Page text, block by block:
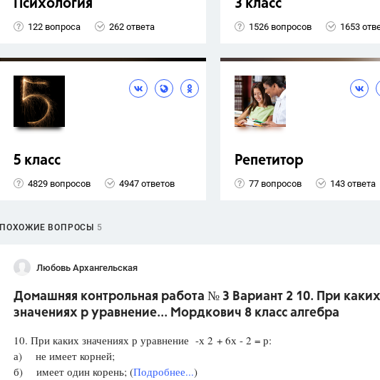
Психология
122 вопроса 262 ответа
3 класс
1526 вопросов 1653
5 класс
4829 вопросов 4947 ответов
Репетитор
77 вопросов 143 ответа
ПОХОЖИЕ ВОПРОСЫ 5
Любовь Архангельская
Домашняя контрольная работа № 3 Вариант 2 10. При каких
значениях р уравнение... Мордкович 8 класс алгебра
10. При каких значениях р уравнение -х 2 + 6х - 2 = р:
а) не имеет корней;
б) имеет один корень; (Подробнее...)